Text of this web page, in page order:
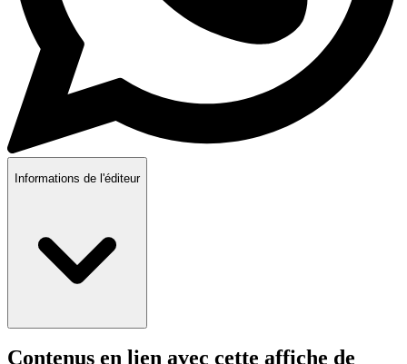
Informations de l'éditeur
Contenus en lien avec cette affiche de